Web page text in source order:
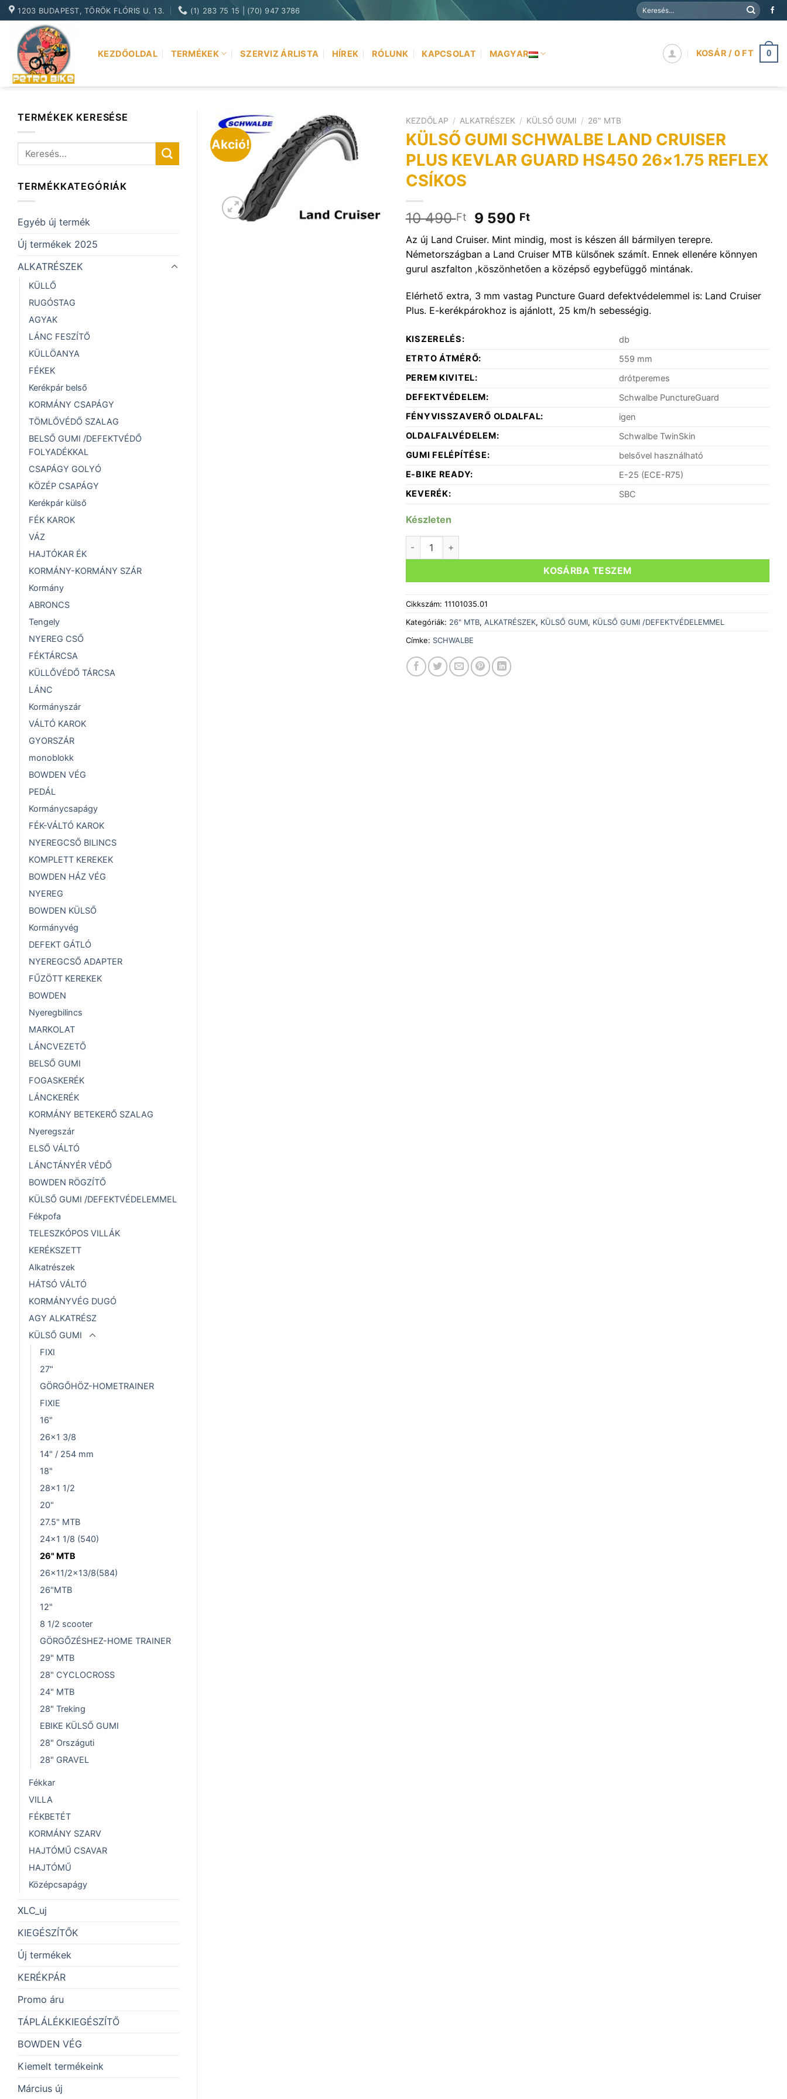
Skip
to
content
1203 BUDAPEST, TÖRÖK FLÓRIS U. 13. (1) 283 75 15 | (70) 947 3786
Keresés
a
KEZDŐOLDAL TERMÉKEK SZERVIZ ÁRLISTA HÍREK RÓLUNK KAPCSOLAT MAGYAR KOSÁR / 0 FT 0
TERMÉKEK KERESÉSE
Keresés
TERMÉKKATEGÓRIÁK
Egyéb új termék
Új termékek 2025
ALKATRÉSZEK
KÜLLŐ
RUGÓSTAG
AGYAK
LÁNC FESZÍTŐ
KÜLLÖANYA
FÉKEK
Kerékpár belső
KORMÁNY CSAPÁGY
TÖMLŐVÉDŐ SZALAG
BELSŐ GUMI /DEFEKTVÉDŐ
FOLYADÉKKAL
CSAPÁGY GOLYÓ
KÖZÉP CSAPÁGY
Kerékpár külső
FÉK KAROK
VÁZ
HAJTÓKAR ÉK
KORMÁNY-KORMÁNY SZÁR
Kormány
ABRONCS
Tengely
NYEREG CSŐ
FÉKTÁRCSA
KÜLLŐVÉDŐ TÁRCSA
LÁNC
Kormányszár
VÁLTÓ KAROK
GYORSZÁR
monoblokk
BOWDEN VÉG
PEDÁL
Kormánycsapágy
FÉK-VÁLTÓ KAROK
NYEREGCSŐ BILINCS
KOMPLETT KEREKEK
BOWDEN HÁZ VÉG
NYEREG
BOWDEN KÜLSŐ
Kormányvég
DEFEKT GÁTLÓ
NYEREGCSŐ ADAPTER
FŰZÖTT KEREKEK
BOWDEN
Nyeregbilincs
MARKOLAT
LÁNCVEZETŐ
BELSŐ GUMI
FOGASKERÉK
LÁNCKERÉK
KORMÁNY BETEKERŐ SZALAG
Nyeregszár
ELSŐ VÁLTÓ
LÁNCTÁNYÉR VÉDŐ
BOWDEN RÖGZÍTŐ
KÜLSŐ GUMI /DEFEKTVÉDELEMMEL
Fékpofa
TELESZKÓPOS VILLÁK
KERÉKSZETT
Alkatrészek
HÁTSÓ VÁLTÓ
KORMÁNYVÉG DUGÓ
AGY ALKATRÉSZ
KÜLSŐ GUMI
FIXI
27"
GÖRGŐHÖZ-HOMETRAINER
FIXIE
16"
26x1 3/8
14" / 254 mm
18"
28x1 1/2
20"
27.5" MTB
24x1 1/8 (540)
26" MTB
26x11/2x13/8(584)
26"MTB
12"
8 1/2 scooter
GÖRGŐZÉSHEZ-HOME TRAINER
29" MTB
28" CYCLOCROSS
24" MTB
28" Treking
EBIKE KÜLSŐ GUMI
28" Országuti
28" GRAVEL
Fékkar
VILLA
FÉKBETÉT
KORMÁNY SZARV
HAJTÓMŰ CSAVAR
HAJTÓMŰ
Középcsapágy
XLC_uj
KIEGÉSZÍTŐK
Új termékek
KERÉKPÁR
Promo áru
TÁPLÁLÉKKIEGÉSZÍTŐ
BOWDEN VÉG
Kiemelt termékeink
Március új
Akció!
KEZDŐLAP / ALKATRÉSZEK / KÜLSŐ GUMI / 26" MTB
KÜLSŐ GUMI SCHWALBE LAND CRUISER
PLUS KEVLAR GUARD HS450 26×1.75 REFLEX
CSÍKOS
10 490Ft
Original
price
was:
10
490 Ft.
9 590 FtCurrent
price
is:
9
590 Ft.
Az új Land Cruiser. Mint mindig, most is készen áll bármilyen terepre.
Németországban a Land Cruiser MTB külsőnek számít. Ennek ellenére könnyen
gurul aszfalton ,köszönhetően a középső egybefüggő mintának.
Elérhető extra, 3 mm vastag Puncture Guard defektvédelemmel is: Land Cruiser
Plus. E-kerékpárokhoz is ajánlott, 25 km/h sebességig.
KISZERELÉS:
db
ETRTO ÁTMÉRŐ:
559 mm
PEREM KIVITEL:
drótperemes
DEFEKTVÉDELEM:
Schwalbe PunctureGuard
FÉNYVISSZAVERŐ OLDALFAL:
igen
OLDALFALVÉDELEM:
Schwalbe TwinSkin
GUMI FELÉPÍTÉSE:
belsővel használható
E-BIKE READY:
E-25 (ECE-R75)
KEVERÉK:
SBC
Készleten
KOSÁRBA TESZEM
Cikkszám: 11101035.01
Kategóriák: 26" MTB, ALKATRÉSZEK, KÜLSŐ GUMI, KÜLSŐ GUMI /DEFEKTVÉDELEMMEL
Címke: SCHWALBE